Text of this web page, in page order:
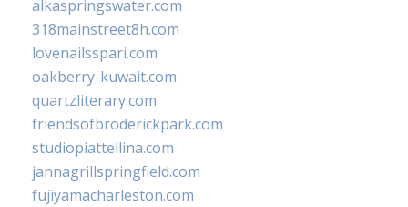
alkaspringswater.com
318mainstreet8h.com
lovenailsspari.com
oakberry-kuwait.com
quartzliterary.com
friendsofbroderickpark.com
studiopiattellina.com
jannagrillspringfield.com
fujiyamacharleston.com